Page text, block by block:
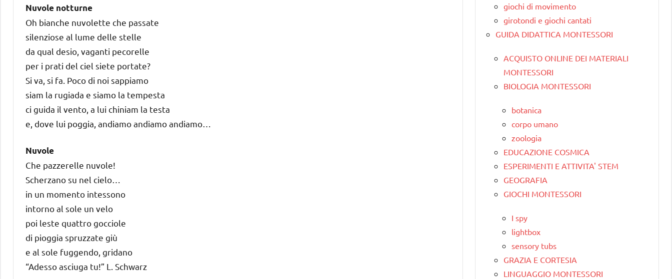
Nuvole notturne
Oh bianche nuvolette che passate
silenziose al lume delle stelle
da qual desio, vaganti pecorelle
per i prati del ciel siete portate?
Si va, si fa. Poco di noi sappiamo
siam la rugiada e siamo la tempesta
ci guida il vento, a lui chiniam la testa
e, dove lui poggia, andiamo andiamo andiamo…
Nuvole
Che pazzerelle nuvole!
Scherzano su nel cielo…
in un momento intessono
intorno al sole un velo
poi leste quattro gocciole
di pioggia spruzzate giù
e al sole fuggendo, gridano
“Adesso asciuga tu!” L. Schwarz
giochi di movimento
girotondi e giochi cantati
GUIDA DIDATTICA MONTESSORI
ACQUISTO ONLINE DEI MATERIALI
MONTESSORI
BIOLOGIA MONTESSORI
botanica
corpo umano
zoologia
EDUCAZIONE COSMICA
ESPERIMENTI E ATTIVITA' STEM
GEOGRAFIA
GIOCHI MONTESSORI
I spy
lightbox
sensory tubs
GRAZIA E CORTESIA
LINGUAGGIO MONTESSORI